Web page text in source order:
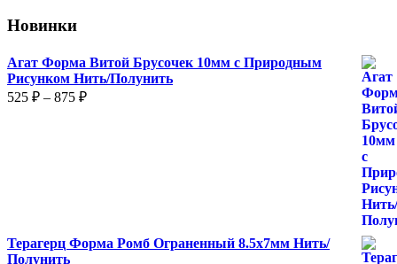
Новинки
Агат Форма Витой Брусочек 10мм с Природным
Рисунком Нить/Полунить
525 ₽ – 875 ₽Диапазон
Терагерц Форма Ромб Ограненный 8.5х7мм Нить/
Полунить